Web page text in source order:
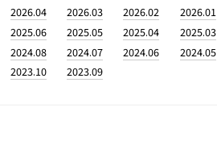
2026.04 2026.03 2026.02 2026.01
2025.06 2025.05 2025.04 2025.03
2024.08 2024.07 2024.06 2024.05
2023.10 2023.09